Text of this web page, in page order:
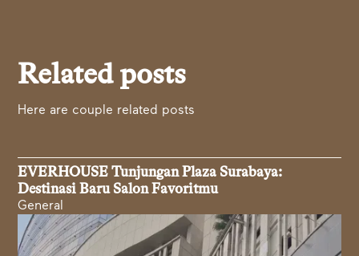
Related posts
Here are couple related posts
EVERHOUSE Tunjungan Plaza Surabaya:
Destinasi Baru Salon Favoritmu
General